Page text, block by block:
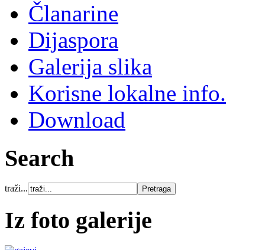
Članarine
Dijaspora
Galerija slika
Korisne lokalne info.
Download
Search
traži...
Iz foto galerije